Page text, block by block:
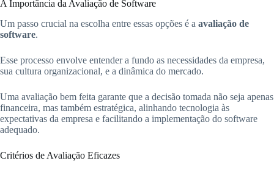
A Importância da Avaliação de Software
Um passo crucial na escolha entre essas opções é a avaliação de
software.
Esse processo envolve entender a fundo as necessidades da empresa,
sua cultura organizacional, e a dinâmica do mercado.
Uma avaliação bem feita garante que a decisão tomada não seja apenas
financeira, mas também estratégica, alinhando tecnologia às
expectativas da empresa e facilitando a implementação do software
adequado.
Critérios de Avaliação Eficazes